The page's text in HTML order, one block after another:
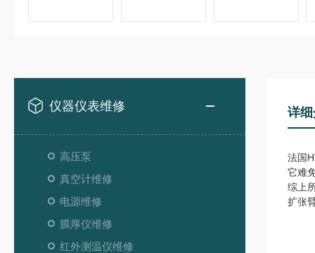
仪器仪表维修
高压泵
真空计维修
电源维修
膜厚仪维修
红外测温仪维修
详
法国
它难
综上
扩张